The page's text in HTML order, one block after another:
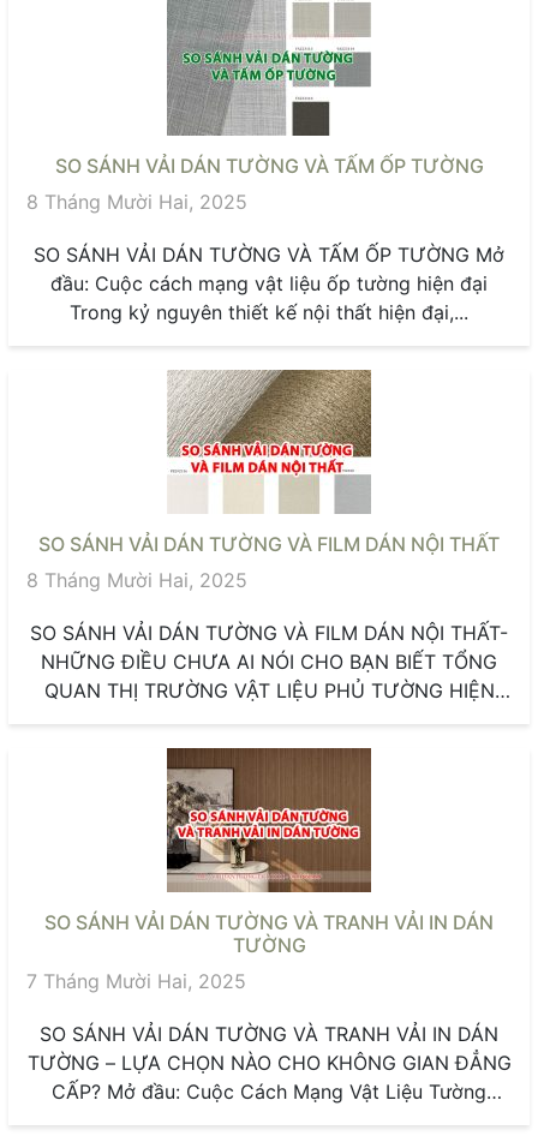
SO SÁNH VẢI DÁN TƯỜNG VÀ TẤM ỐP TƯỜNG
8 Tháng Mười Hai, 2025
SO SÁNH VẢI DÁN TƯỜNG VÀ TẤM ỐP TƯỜNG Mở
đầu: Cuộc cách mạng vật liệu ốp tường hiện đại
Trong kỷ nguyên thiết kế nội thất hiện đại,...
SO SÁNH VẢI DÁN TƯỜNG VÀ FILM DÁN NỘI THẤT
8 Tháng Mười Hai, 2025
SO SÁNH VẢI DÁN TƯỜNG VÀ FILM DÁN NỘI THẤT-
NHỮNG ĐIỀU CHƯA AI NÓI CHO BẠN BIẾT TỔNG
QUAN THỊ TRƯỜNG VẬT LIỆU PHỦ TƯỜNG HIỆN
SO SÁNH VẢI DÁN TƯỜNG VÀ TRANH VẢI IN DÁN
TƯỜNG
7 Tháng Mười Hai, 2025
SO SÁNH VẢI DÁN TƯỜNG VÀ TRANH VẢI IN DÁN
TƯỜNG – LỰA CHỌN NÀO CHO KHÔNG GIAN ĐẲNG
CẤP? Mở đầu: Cuộc Cách Mạng Vật Liệu Tường